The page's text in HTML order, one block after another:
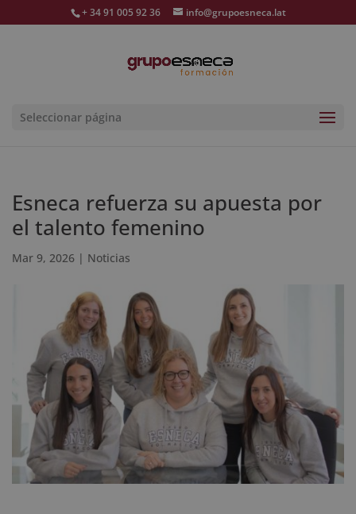
+ 34 91 005 92 36 info@grupoesneca.lat
Seleccionar página
Esneca refuerza su apuesta por
el talento femenino
Mar 9, 2026 | Noticias